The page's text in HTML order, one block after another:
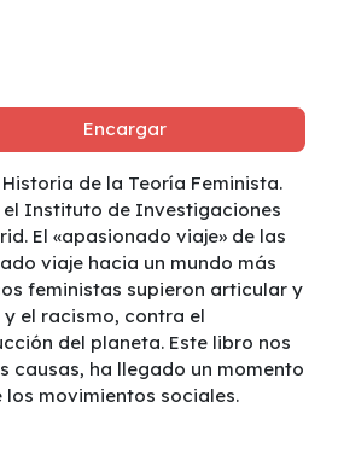
Encargar
de la Teoría Feminista.
el Instituto de Investigaciones
El «apasionado viaje» de las
viaje hacia un mundo más
feministas supieron articular y
el racismo, contra el
del planeta. Este libro nos
causas, ha llegado un momento
movimientos sociales.